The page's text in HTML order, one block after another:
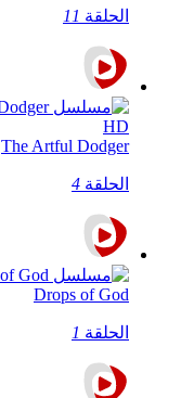
الحلقة 11
The Artful Dodger
الحلقة 4
Drops of God
الحلقة 1